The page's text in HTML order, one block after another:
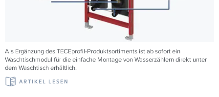
Als Ergänzung des TECEprofil-Produktsortiments ist ab sofort ein
Waschtischmodul für die einfache Montage von Wasserzählern direkt unter
dem Waschtisch erhältlich.
ARTIKEL LESEN